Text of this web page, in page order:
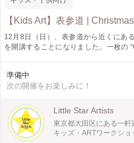
【Kids Art】表参道 |
12月8日（日）、表参道から近くにあ
を開講することになりました。一枚の
が少しでも絵の具や物作り、キラキラ
ご参加をお待ちしております。 普段はお教室から遠方にお住まいで、通常クラ
ARTに触れたり、Creative になって、
時間が心を豊かにする」ことを
リスマスART 〜素敵なクリスマスの世界〜♡ クリスマスを象徴する4
準備中
次の開催をお楽しみに！
Little Star Artists
東京都大田区にある一
キッズ・ARTワークシ